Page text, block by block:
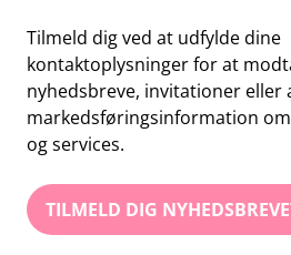
Tilmeld dig ved at udfylde dine
kontaktoplysninger for at
nyhedsbreve, invitationer eller
markedsføringsinformation
og services.
TILMELD DIG